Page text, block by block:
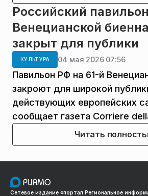
Российский павильон
Венецианской
закрыт для публики
КУЛЬТУРА 04 мая 2026 07:56
Павильон РФ на 61-й
закроют для широкой
действующих европейских
сообщает газета Corriere
Читать
Сетевое издание «портал Региональное